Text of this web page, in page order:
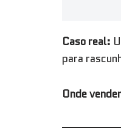
Caso real:
para
Onde